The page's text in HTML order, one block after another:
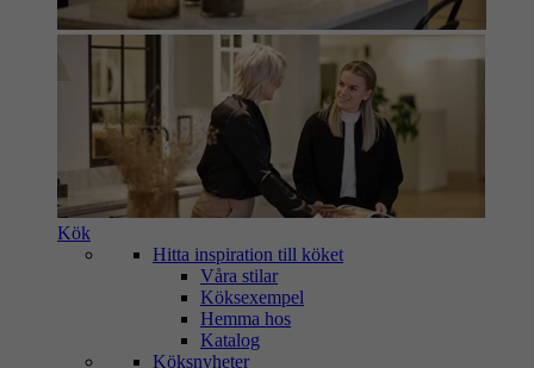
Kök
Hitta inspiration till köket
Våra stilar
Köksexempel
Hemma hos
Katalog
Köksnyheter